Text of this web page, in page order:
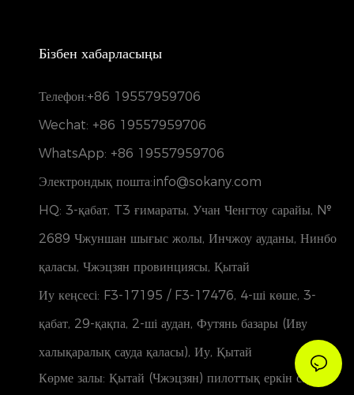
Бізбен хабарласыңы
Телефон:+86 19557959706
Wechat: +86 19557959706
WhatsApp: +86 19557959706
Электрондық пошта:info@sokany.com
HQ: 3-қабат, T3 ғимараты, Учан Ченгтоу сарайы, №
2689 Чжуншан шығыс жолы, Инчжоу ауданы, Нинбо
қаласы, Чжэцзян провинциясы, Қытай
Иу кеңсесі: F3-17195 / F3-17476, 4-ші көше, 3-
қабат, 29-қақпа, 2-ші аудан, Футянь базары (Иву
халықаралық сауда қаласы), Иу, Қытай
Көрме залы: Қытай (Чжэцзян) пилоттық еркін сауда